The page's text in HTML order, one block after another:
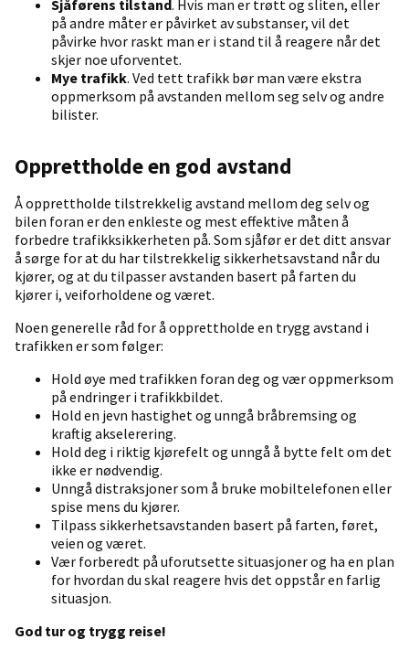
Sjåførens tilstand. Hvis man er trøtt og sliten, eller
på andre måter er påvirket av substanser, vil det
påvirke hvor raskt man er i stand til å reagere når det
skjer noe uforventet.
Mye trafikk. Ved tett trafikk bør man være ekstra
oppmerksom på avstanden mellom seg selv og andre
bilister.
Opprettholde en god avstand
Å opprettholde tilstrekkelig avstand mellom deg selv og
bilen foran er den enkleste og mest effektive måten å
forbedre trafikksikkerheten på. Som sjåfør er det ditt ansvar
å sørge for at du har tilstrekkelig sikkerhetsavstand når du
kjører, og at du tilpasser avstanden basert på farten du
kjører i, veiforholdene og været.
Noen generelle råd for å opprettholde en trygg avstand i
trafikken er som følger:
Hold øye med trafikken foran deg og vær oppmerksom
på endringer i trafikkbildet.
Hold en jevn hastighet og unngå bråbremsing og
kraftig akselerering.
Hold deg i riktig kjørefelt og unngå å bytte felt om det
ikke er nødvendig.
Unngå distraksjoner som å bruke mobiltelefonen eller
spise mens du kjører.
Tilpass sikkerhetsavstanden basert på farten, føret,
veien og været.
Vær forberedt på uforutsette situasjoner og ha en plan
for hvordan du skal reagere hvis det oppstår en farlig
situasjon.
God tur og trygg reise!